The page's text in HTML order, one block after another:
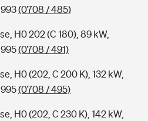
(0708 / 485)
H0 202 (C 180), 89 kW,
(0708 / 491)
H0 (202, C 200 K), 132 kW,
(0708 / 495)
H0 (202, C 230 K), 142 kW,